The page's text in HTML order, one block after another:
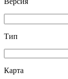
Тип
Карта